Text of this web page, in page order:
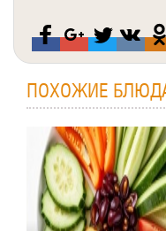
ПОХОЖИЕ